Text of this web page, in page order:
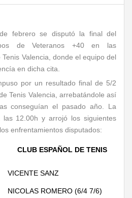
febrero se disputó la final del
de Veteranos +40 en las
Valencia, donde el equipo del
en dicha cita.
por un resultado final de 5/2
Tenis Valencia, arrebatándole así
conseguían el pasado año. La
las 12.00h y arrojó los siguientes
enfrentamientos disputados:
CLUB ESPAÑOL DE TENIS
VICENTE SANZ
NICOLAS ROMERO (6/4 7/6)